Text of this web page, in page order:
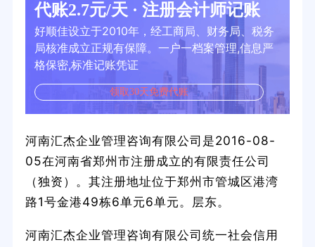
代账2.7元/天 · 注册会计师记账
好顺佳设立于2010年，经工商局、财务局、税务
局核准成立正规有保障。一户一档案管理,信息严
格保密,标准记账凭证
领取30天免费代账
河南汇杰企业管理咨询有限公司是2016-08-
05在河南省郑州市注册成立的有限责任公司
（独资）。其注册地址位于郑州市管城区港湾
路1号金港49栋6单元6单元。层东。
河南汇杰企业管理咨询有限公司统一社会信用